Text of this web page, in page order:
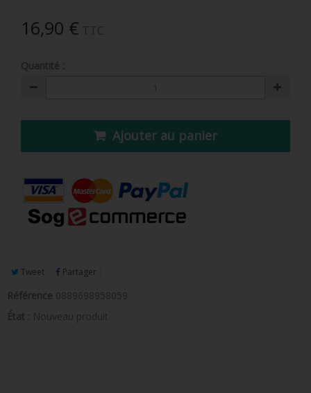
FIGURINE POP ROYALS FAMILY
POP PROTECTION
PORTE-CLÉS POCKET POP
FUNKO VINYL SODA
FUNKO POP PIN
16,90 €
Ajouter au panier
Tweet Partager
Référence 0889698958059
État : Nouveau produit